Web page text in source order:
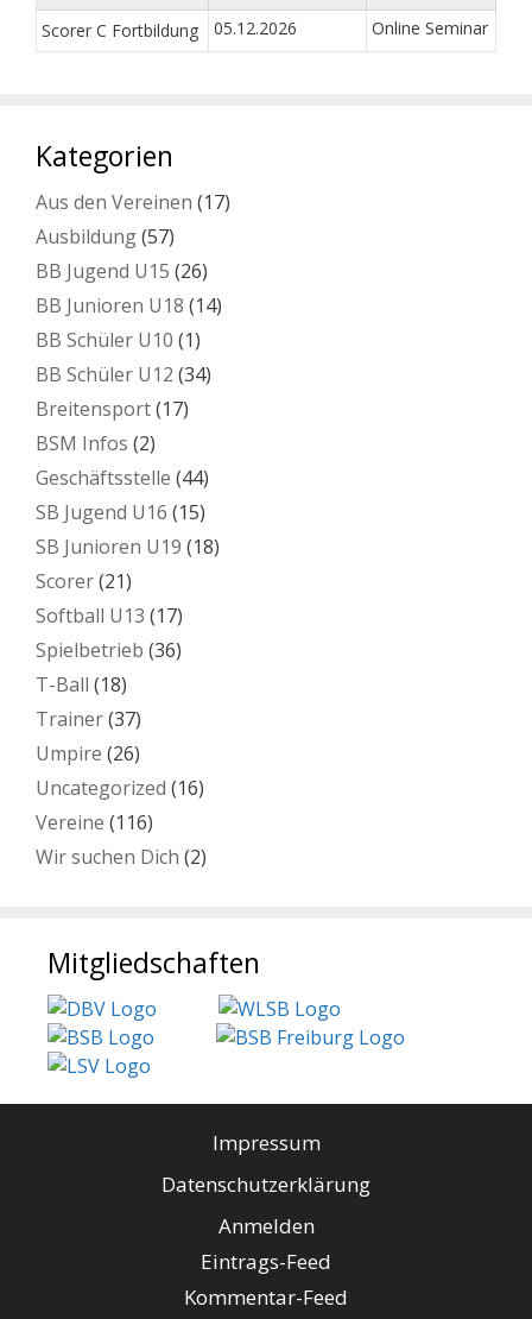
Scorer C Fortbildung 05.12.2026 Online Seminar
Kategorien
Aus den Vereinen (17)
Ausbildung(57)
BB Jugend U15 (26)
BB Junioren U18 (14)
BB Schüler U10 (1)
BB Schüler U12 (34)
Breitensport(17)
BSM Infos (2)
Geschäftsstelle (44)
SB Jugend U16 (15)
SB Junioren U19 (18)
Scorer(21)
Softball U13 (17)
Spielbetrieb (36)
T-Ball (18)
Trainer(37)
Umpire (26)
Uncategorized (16)
Vereine (116)
Wir suchen Dich (2)
Mitgliedschaften
Impressum
Datenschutzerklärung
Anmelden
Eintrags-Feed
Kommentar-Feed